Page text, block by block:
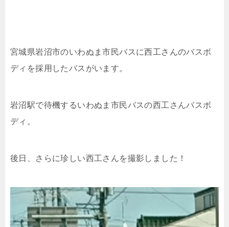
宮城県岩沼市のいわぬま市民バスに西工さんのバスボ
ディを採用したバスがいます。
岩沼駅で待機するいわぬま市民バスの西工さんバスボ
ディ。
後日、さらに珍しい西工さんを撮影しました！